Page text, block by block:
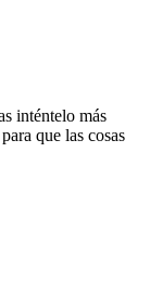
inténtelo más
que las cosas